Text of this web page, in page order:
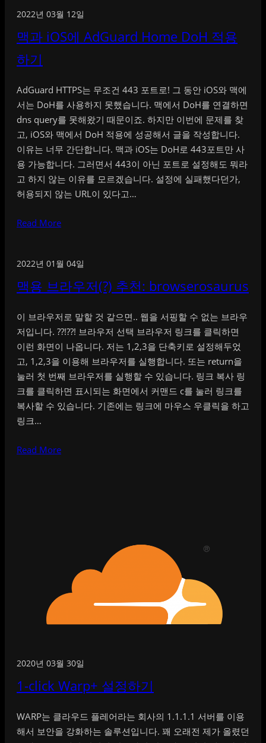
2022년 03월 12일
맥과 iOS에 AdGuard Home DoH 적용
하기
AdGuard HTTPS는 무조건 443 포트로! 그 동안 iOS와 맥에
서는 DoH를 사용하지 못했습니다. 맥에서 DoH를 연결하면
dns query를 못해왔기 때문이죠. 하지만 이번에 문제를 찾
고, iOS와 맥에서 DoH 적용에 성공해서 글을 작성합니다.
이유는 너무 간단합니다. 맥과 iOS는 DoH로 443포트만 사
용 가능합니다. 그러면서 443이 아닌 포트로 설정해도 뭐라
고 하지 않는 이유를 모르겠습니다. 설정에 실패했다던가,
허용되지 않는 URL이 있다고…
Read More
2022년 01월 04일
맥용 브라우저(?) 추천: browserosaurus
이 브라우저로 말할 것 같으면.. 웹을 서핑할 수 없는 브라우
저입니다. ??!??! 브라우저 선택 브라우저 링크를 클릭하면
이런 화면이 나옵니다. 저는 1,2,3을 단축키로 설정해두었
고, 1,2,3을 이용해 브라우저를 실행합니다. 또는 return을
눌러 첫 번째 브라우저를 실행할 수 있습니다. 링크 복사 링
크를 클릭하면 표시되는 화면에서 커맨드 c를 눌러 링크를
복사할 수 있습니다. 기존에는 링크에 마우스 우클릭을 하고
링크…
Read More
2020년 03월 30일
1-click Warp+ 설정하기
WARP는 클라우드 플레어라는 회사의 1.1.1.1 서버를 이용
해서 보안을 강화하는 솔루션입니다. 꽤 오래전 제가 올렸던